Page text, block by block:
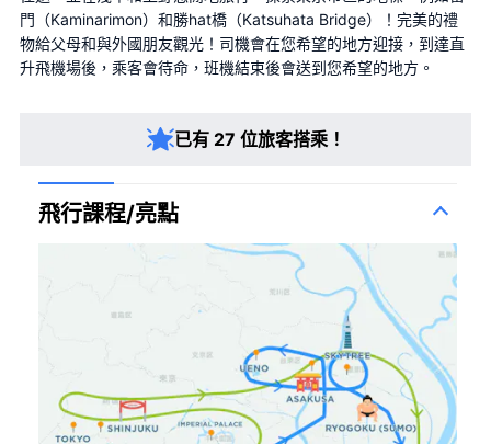
門（Kaminarimon）和勝hat橋（Katsuhata Bridge）！完美的禮
物給父母和與外國朋友觀光！司機會在您希望的地方迎接，到達直
升飛機場後，乘客會待命，班機結束後會送到您希望的地方。
已有 27 位旅客搭乘！
飛行課程/亮點